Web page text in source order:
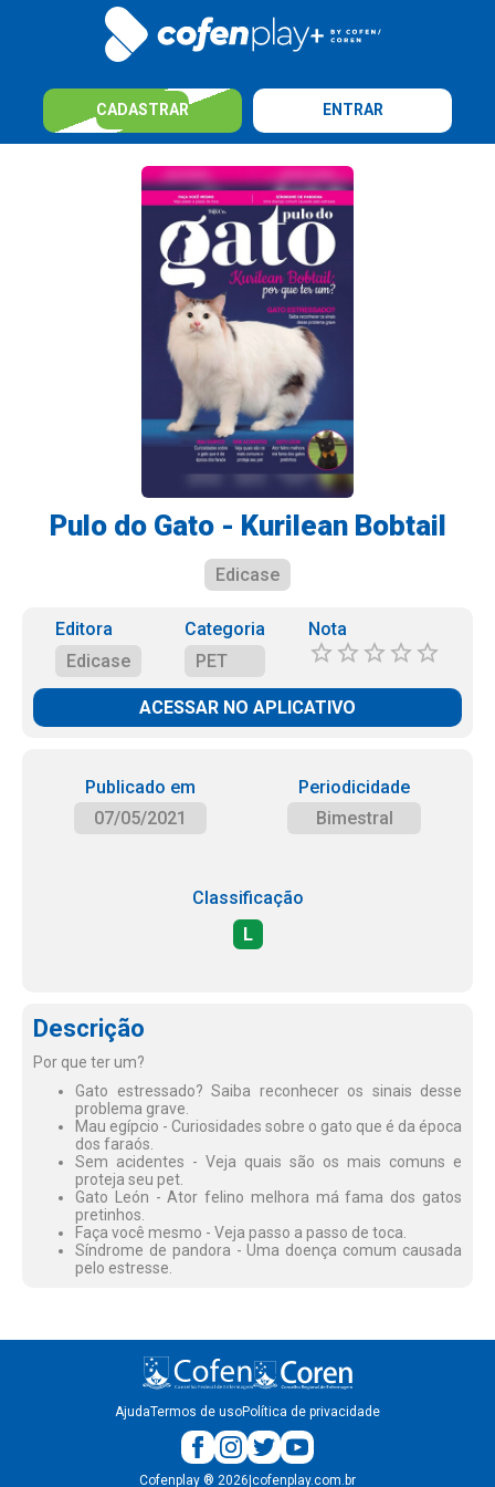
CADASTRAR ENTRAR
Pulo do Gato - Kurilean Bobtail
Edicase
Editora
Edicase
Categoria
PET
Nota
ACESSAR NO APLICATIVO
Publicado em
07/05/2021
Periodicidade
Bimestral
Classificação
L
Descrição
Por que ter um?
Gato estressado? Saiba reconhecer os sinais desse
problema grave.
Mau egípcio - Curiosidades sobre o gato que é da época
dos faraós.
Sem acidentes - Veja quais são os mais comuns e
proteja seu pet.
Gato León - Ator felino melhora má fama dos gatos
pretinhos.
Faça você mesmo - Veja passo a passo de toca.
Síndrome de pandora - Uma doença comum causada
pelo estresse.
AjudaTermos de usoPolítica de privacidade
Cofenplay ® 2026 cofenplay.com.br